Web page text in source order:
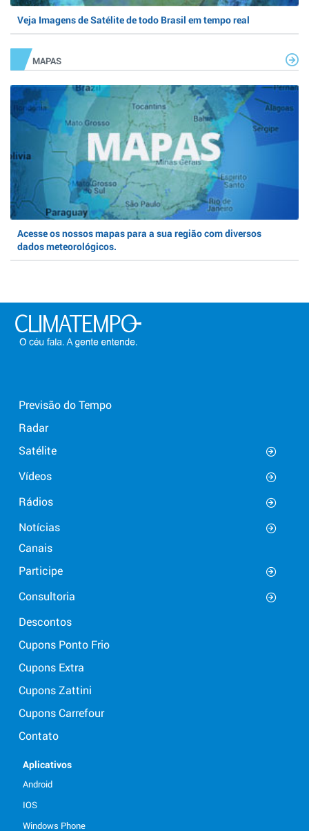
Veja Imagens de Satélite de todo Brasil em tempo real
MAPAS
Acesse os nossos mapas para a sua região com diversos
dados meteorológicos.
Previsão do Tempo
Radar
Satélite
Vídeos
Rádios
Notícias
Canais
Participe
Consultoria
Descontos
Cupons Ponto Frio
Cupons Extra
Cupons Zattini
Cupons Carrefour
Contato
Aplicativos
Android
IOS
Windows Phone